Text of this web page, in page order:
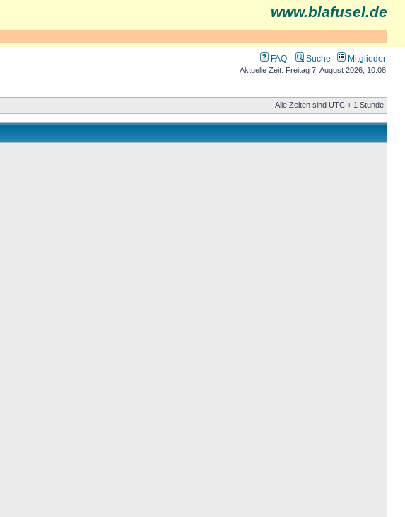
www.blafusel.de
FAQ Suche Mitglieder
Aktuelle Zeit: Freitag 7. August 2026, 10:08
Alle Zeiten sind UTC + 1 Stunde